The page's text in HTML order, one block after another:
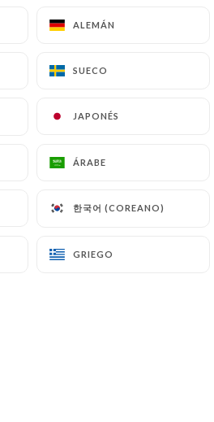
ALEMÁN
SUECO
JAPONÉS
ÁRABE
한국어 (COREANO)
GRIEGO
ALEMÁN
SUECO
JAPONÉS
ÁRABE
한국어 (COREANO)
GRIEGO